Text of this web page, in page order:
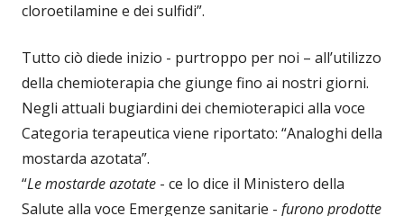
cloroetilamine e dei sulfidi”.
Tutto ciò diede inizio - purtroppo per noi – all’utilizzo
della chemioterapia che giunge fino ai nostri giorni.
Negli attuali bugiardini dei chemioterapici alla voce
Categoria terapeutica viene riportato: “Analoghi della
mostarda azotata”.
“Le mostarde azotate - ce lo dice il Ministero della
Salute alla voce Emergenze sanitarie - furono prodotte